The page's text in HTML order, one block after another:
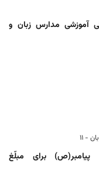
آموزشی مدارس زبان و
- ۱۱
برای مبلّغ